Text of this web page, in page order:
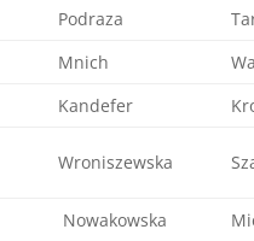
Podraza
Mnich
Kandefer
Wroniszewska
Nowakowska